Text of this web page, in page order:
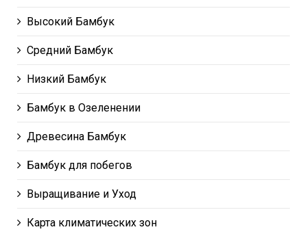
Высокий Бамбук
Средний Бамбук
Низкий Бамбук
Бамбук в Озеленении
Древесина Бамбук
Бамбук для побегов
Выращивание и Уход
Карта климатических зон